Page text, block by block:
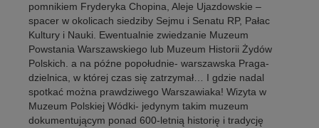
pomnikiem Fryderyka Chopina, Aleje Ujazdowskie –
spacer w okolicach siedziby Sejmu i Senatu RP, Pałac
Kultury i Nauki. Ewentualnie zwiedzanie Muzeum
Powstania Warszawskiego lub Muzeum Historii Żydów
Polskich. a na późne popołudnie- warszawska Praga-
dzielnica, w której czas się zatrzymał… I gdzie nadal
spotkać można prawdziwego Warszawiaka! Wizyta w
Muzeum Polskiej Wódki- jedynym takim muzeum
dokumentującym ponad 600-letnią historię i tradycję